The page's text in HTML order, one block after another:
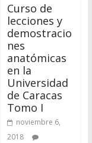
Curso de
lecciones y
demostracio
nes
anatómicas
en la
Universidad
de Caracas
Tomo I
noviembre 6,
2018